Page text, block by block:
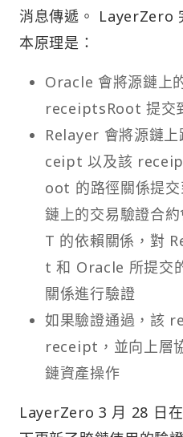
消息傳遞。 LayerZero
本原理是：
Oracle 會將源鏈
receiptsRoot 提交
Relayer 會將源鏈
ceipt 以及該
oot 的路徑關係提
鏈上的交易驗證合
T 的依賴關係，對
t 和 Oracle 所提交
關係進行驗證
如果驗證通過，該
receipt，並向上層
鏈資產操作
LayerZero 3 月 28 日